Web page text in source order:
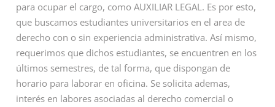
para ocupar el cargo, como AUXILIAR LEGAL. Es por esto,
que buscamos estudiantes universitarios en el area de
derecho con o sin experiencia administrativa. Así mismo,
requerimos que dichos estudiantes, se encuentren en los
últimos semestres, de tal forma, que dispongan de
horario para laborar en oficina. Se solicita ademas,
interés en labores asociadas al derecho comercial o